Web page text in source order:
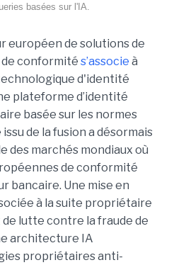
basées sur l'IA.
européen de solutions de
conformité s’associe à
d'identité
plateforme d’identité
basée sur les normes
de la fusion a désormais
des marchés mondiaux où
de conformité
bancaire. Une mise en
à la suite propriétaire
lutte contre la fraude de
architecture IA
propriétaires anti-